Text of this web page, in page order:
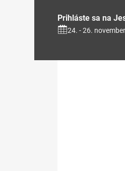
Prihláste sa na
24. - 26.